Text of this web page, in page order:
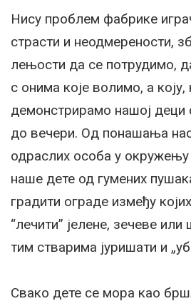
Нису проблем фабрике
страсти и неодмерености,
лењости да се потрудимо,
с онима које волимо, а
демонстрирамо нашој деци
до вечери. Од понашања
одраслих особа у
наше дете од гумених
градити ограде између
“лечити” јелене, зечеве
тим стварима јуришати и
Свако дете се мора као